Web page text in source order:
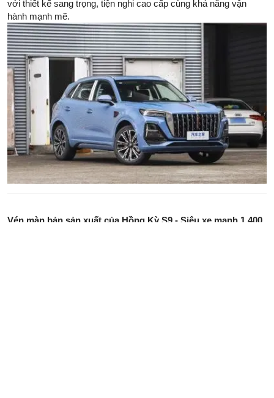
với thiết kế sang trọng, tiện nghi cao cấp cùng khả năng vận
hành mạnh mẽ.
Vén màn bản sản xuất của Hồng Kỳ S9 - Siêu xe mạnh 1.400